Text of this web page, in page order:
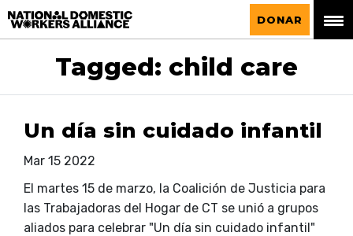
La Alianza Nacional de Trabajadoras del
Hogar
DONAR
Tagged: child care
Un día sin cuidado infantil
Mar 15 2022
El martes 15 de marzo, la Coalición de Justicia para
las Trabajadoras del Hogar de CT se unió a grupos
aliados para celebrar "Un día sin cuidado infantil"